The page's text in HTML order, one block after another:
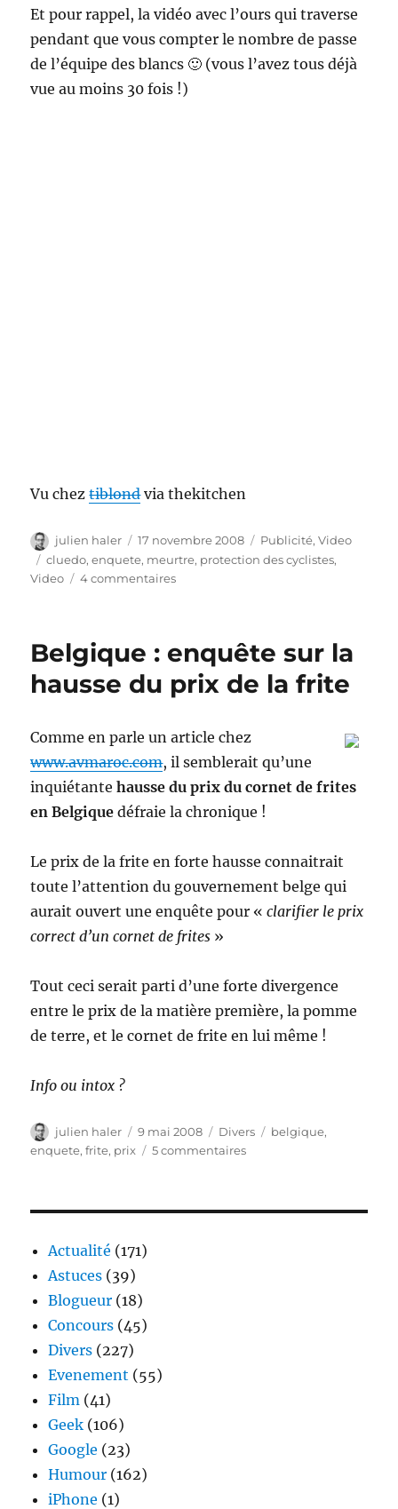
Et pour rappel, la vidéo avec l’ours qui traverse
pendant que vous compter le nombre de passe
de l’équipe des blancs 🙂 (vous l’avez tous déjà
vue au moins 30 fois !)
Vu cheztiblondvia thekitchen
Auteur
julien haler
Publié
le
17 novembre 2008 Catégories
Publicité,Video
Étiquettes
cluedo,enquete, meurtre, protection des cyclistes,
Video
4 commentairessur
peu
d’observation
Belgique : enquête sur la
hausse du prix de la frite
Comme en parle un article chez
www.avmaroc.com, il semblerait qu’une
inquiétantehausse du prix du cornet de frites
en Belgique défraie la chronique !
Le prix de la frite en forte hausse connaitrait
toute l’attention du gouvernement belge qui
aurait ouvert une enquête pour «clarifier le prix
correct d’un cornet de frites »
Tout ceci serait parti d’une forte divergence
entre le prix de la matière première, la pomme
de terre, et le cornet de frite en lui même !
Info ou intox ?
Auteur
julien haler
Publié
le
9 mai 2008 Catégories
Divers Étiquettes
belgique,
enquete,frite, prix 5 commentairessur
Actualité (171)
Astuces (39)
Blogueur (18)
Concours (45)
Divers (227)
Evenement (55)
Film (41)
Geek (106)
Google (23)
Humour (162)
iPhone (1)